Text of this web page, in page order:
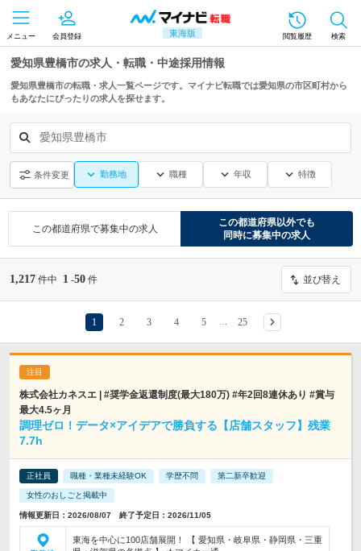
東海版
メニュー 会員登録 閲覧履歴 検索
愛知県豊橋市の求人・転職・中途採用情報
愛知県豊橋市の転職・求人一覧ページです。マイナビ転職では愛知県の市区町村から
もあなたにぴったりの求人を探せます。
愛知県豊橋市
条件変更 勤務地 職種 年収 特徴
この都道府県で募集中の求人
この都道府県以外でも
同時に募集中の求人
1,217 件中 1 -50 件 並び替え
1 2 3 4 5 25
株式会社カネスエ | #奨学金返還制度(最大180万) #年2回8連休あり #賞与
最大4.5ヶ月
調理ゼロ！データ×アイデアで勝負する【店舗スタッフ】残業
7.7h
正社員 職種・業種未経験OK 学歴不問 第二新卒歓迎
女性のおしごと掲載中
情報更新日：2026/08/07 終了予定日：2026/11/05
東海を中心に100店舗展開！ 【 愛知県・岐阜県・静岡県・三重